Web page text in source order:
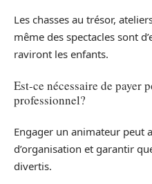
Les chasses au trésor,
même des spectacles sont
raviront les enfants.
Est-ce nécessaire de payer
professionnel?
Engager un animateur peut
d’organisation et garantir
divertis.